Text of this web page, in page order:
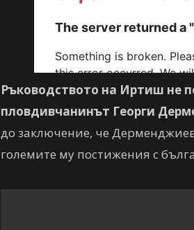
Ръководството на Иртиш не
пловдивчанинът Георги
до заключение, че
големите му постижения с